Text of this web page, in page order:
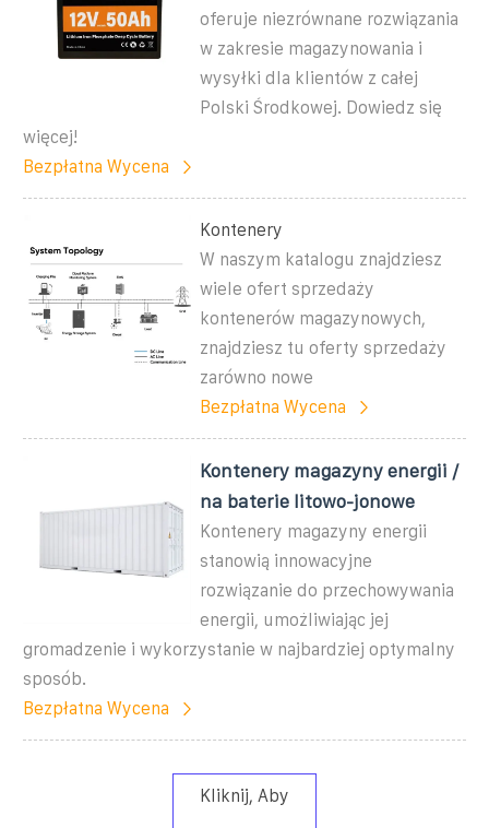
oferuje niezrównane rozwiązania
w zakresie magazynowania i
wysyłki dla klientów z całej
Polski Środkowej. Dowiedz się
więcej!
Bezpłatna Wycena
Kontenery
W naszym katalogu znajdziesz
wiele ofert sprzedaży
kontenerów magazynowych,
znajdziesz tu oferty sprzedaży
zarówno nowe
Bezpłatna Wycena
Kontenery magazyny energii /
na baterie litowo-jonowe
Kontenery magazyny energii
stanowią innowacyjne
rozwiązanie do przechowywania
energii, umożliwiając jej
gromadzenie i wykorzystanie w najbardziej optymalny
sposób.
Bezpłatna Wycena
Kliknij, Aby